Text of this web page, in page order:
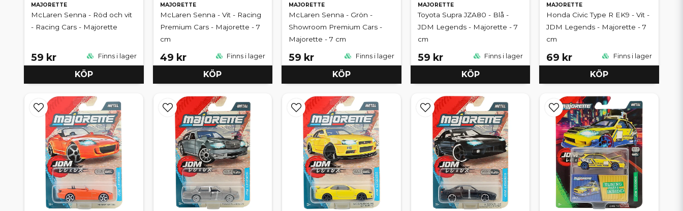
MAJORETTE
McLaren Senna - Röd och vit
- Racing Cars - Majorette
59 kr Finns i lager
KÖP
MAJORETTE
McLaren Senna - Vit - Racing
Premium Cars - Majorette - 7
cm
49 kr Finns i lager
KÖP
MAJORETTE
McLaren Senna - Grön -
Showroom Premium Cars -
Majorette - 7 cm
59 kr Finns i lager
KÖP
MAJORETTE
Toyota Supra JZA80 - Blå -
JDM Legends - Majorette - 7
cm
59 kr Finns i lager
KÖP
MAJORETTE
Honda Civic Type R EK9 - Vit -
JDM Legends - Majorette - 7
cm
69 kr Finns i lager
KÖP